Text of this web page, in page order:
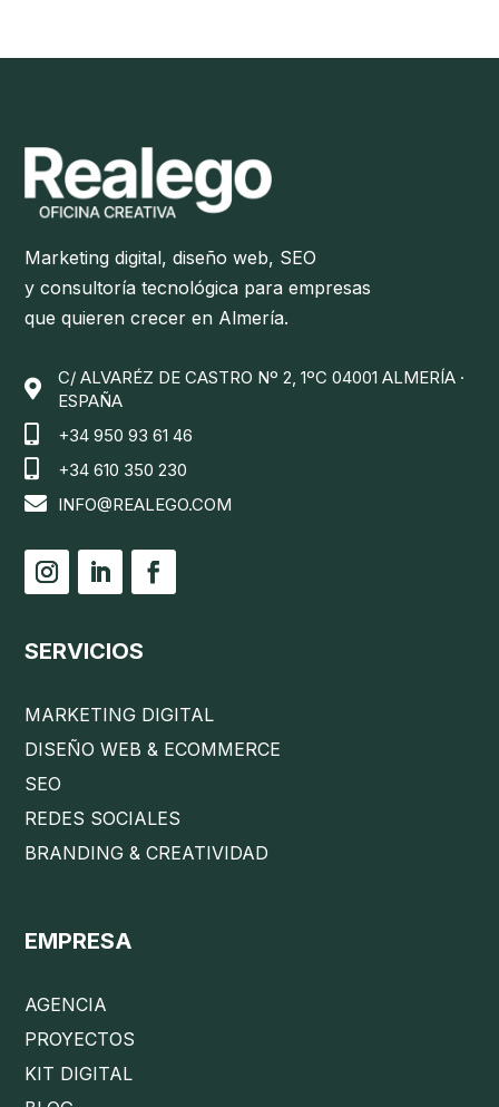
Marketing digital, diseño web, SEO
y consultoría tecnológica para empresas
que quieren crecer en Almería.

C/ ALVARÉZ DE CASTRO Nº 2, 1ºC 04001 ALMERÍA ·
ESPAÑA
 +34 950 93 61 46
 +34 610 350 230
 INFO@REALEGO.COM
SERVICIOS
MARKETING DIGITAL
DISEÑO WEB & ECOMMERCE
SEO
REDES SOCIALES
BRANDING & CREATIVIDAD
EMPRESA
AGENCIA
PROYECTOS
KIT DIGITAL